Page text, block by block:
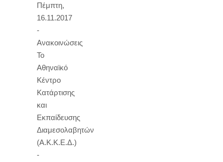
Πέμπτη,
16.11.2017
-
Ανακοινώσεις
To
Αθηναϊκό
Κέντρο
Κατάρτισης
και
Εκπαίδευσης
Διαμεσολαβητών
(Α.Κ.Κ.Ε.Δ.)
-